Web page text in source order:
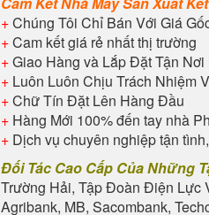
+Chúng Tôi Chỉ Bán Với Giá
+Cam kết giá rẻ nhất thị trường
+Giao Hàng và Lắp Đặt Tận
+ Luôn Luôn Chịu Trách Nhiệm
+Chữ Tín Đặt Lên Hàng Đầu
+ Hàng Mới 100% đến tay nhà
+ Dịch vụ chuyên nghiệp tận
Đối Tác Cao Cấp Của Những
Trường Hải, Tập Đoàn Điện Lực
Agribank, MB, Sacombank,